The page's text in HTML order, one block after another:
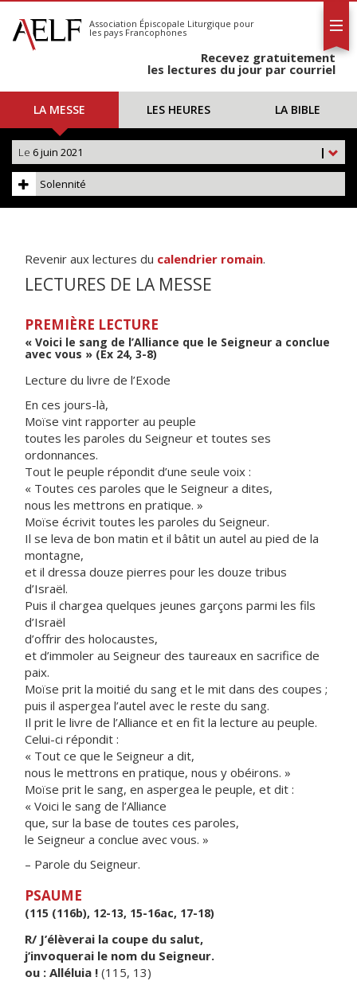
S'abonner
Calendrier
Association Épiscopale Liturgique pour
les pays Francophones
Recevez gratuitement
les lectures du jour par courriel
LA MESSE LES HEURES LA BIBLE
|
Le 6 juin 2021
Solennité
Revenir aux lectures du calendrier romain.
LECTURES DE LA MESSE
PREMIÈRE LECTURE
« Voici le sang de l’Alliance que le Seigneur a conclue
avec vous » (Ex 24, 3-8)
Lecture du livre de l’Exode
En ces jours-là,
Moïse vint rapporter au peuple
toutes les paroles du Seigneur et toutes ses
ordonnances.
Tout le peuple répondit d’une seule voix :
« Toutes ces paroles que le Seigneur a dites,
nous les mettrons en pratique. »
Moïse écrivit toutes les paroles du Seigneur.
Il se leva de bon matin et il bâtit un autel au pied de la
montagne,
et il dressa douze pierres pour les douze tribus
d’Israël.
Puis il chargea quelques jeunes garçons parmi les fils
d’Israël
d’offrir des holocaustes,
et d’immoler au Seigneur des taureaux en sacrifice de
paix.
Moïse prit la moitié du sang et le mit dans des coupes ;
puis il aspergea l’autel avec le reste du sang.
Il prit le livre de l’Alliance et en fit la lecture au peuple.
Celui-ci répondit :
« Tout ce que le Seigneur a dit,
nous le mettrons en pratique, nous y obéirons. »
Moïse prit le sang, en aspergea le peuple, et dit :
« Voici le sang de l’Alliance
que, sur la base de toutes ces paroles,
le Seigneur a conclue avec vous. »
– Parole du Seigneur.
PSAUME
(115 (116b), 12-13, 15-16ac, 17-18)
R/ J’élèverai la coupe du salut,
j’invoquerai le nom du Seigneur.
ou : Alléluia ! (115, 13)